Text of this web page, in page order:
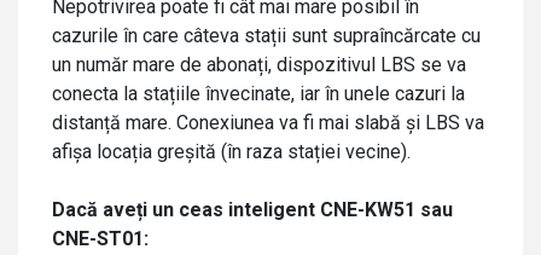
Nepotrivirea poate fi cât mai mare posibil în
cazurile în care câteva stații sunt supraîncărcate cu
un număr mare de abonați, dispozitivul LBS se va
conecta la stațiile învecinate, iar în unele cazuri la
distanță mare. Conexiunea va fi mai slabă și LBS va
afișa locația greșită (în raza stației vecine).
Dacă aveți un ceas inteligent CNE-KW51 sau
CNE-ST01: